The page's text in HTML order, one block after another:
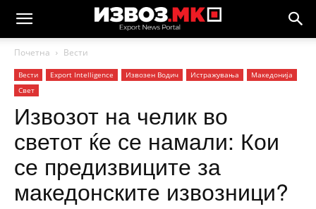
Почетна Вести
Вести Еxport Intelligence Извозен Водич Истражувања
Македонија
Свет
Извозот на челик во
светот ќе се намали: Кои
се предизвиците за
македонските извозници?